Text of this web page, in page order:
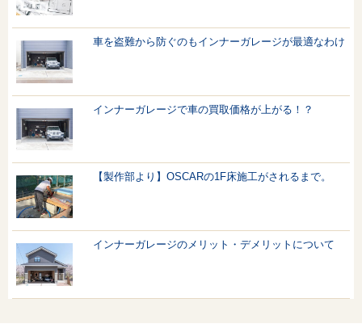
車を盗難から防ぐのもインナーガレージが最適なわけ
インナーガレージで車の買取価格が上がる！？
【製作部より】OSCARの1F床施工がされるまで。
インナーガレージのメリット・デメリットについて